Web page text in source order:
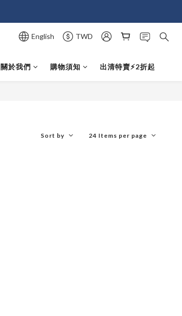
English TWD
關於我們 購物須知 出清特賣⚡️2折起
Sort by 24 Items per page